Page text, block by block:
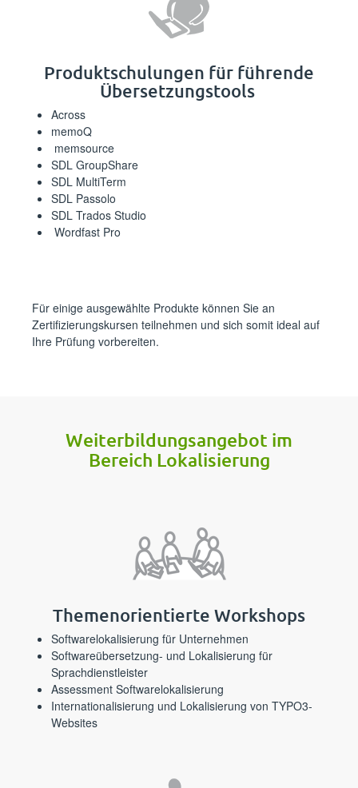
⁪⁪⁪‍‌‌​‍​​‍‌​‍​​‌‌‍‌​‍‌​​‍‌‍​‍‍‍‍‌‌‍​‌‌‍‌‌‌⁪Produktschulungen für führende
Übersetzungstools ⁪⁪
⁪⁪⁪‌‍‍‌​​‍‍‍‌‌​​‍‌‌​‌‍​‌‍‍‌‍‍​‌​‍​‌​‌​​‌‍​⁪Across⁪⁪
⁪⁪⁪‌​​‌‍‍‌‍‍‍​​​​‍‍​‌‌‌‌​‍‍‍‌‍​‍​‌‌‌​​‌​‌‍​​⁪memoQ⁪⁪
⁪⁪⁪‍‌‍​‌‌‍‌​‌‍‌‌‌‌‍‍‌‍​‍​‍‍​‌‌‌​‌‌​‌‍‍‌​​​‍⁪ memsource⁪⁪
⁪⁪⁪‌‌​‍​​​‍​​‌​​‍‌‍‌​​‍‍‌​‍‌​​‍‌‌‍​​​‍‌​‌‍‌‌⁪SDL GroupShare⁪⁪
⁪⁪⁪‌‌​‌‌​‌​‍‍​‍‌‌‌‌‌​​​‍​‍​​‍‍‍​‌​‍​‍‍‌‌‌‌‍‌⁪SDL MultiTerm⁪⁪
⁪⁪⁪‍​‍‌​​‍​‌‌‍‌‌‍​​‌​‌‌‍‌​‍​​‌​​‍‍‍‌‌​​‍‌​‌⁪SDL Passolo⁪⁪
⁪⁪⁪‌​‌​‍​‍​‌​‍​‌‍​​‌‍‌‍​‌‍‍​‍‌‌​‌‌‌‌‍​‍‍‌​‍​⁪SDL Trados Studio⁪⁪
⁪⁪⁪‌‍‍‍​​‍‍‍​‍​‍​‌‍‌‌​‌‌‍​‌‍‌‍​‌‍‌‌‍‍‍‌​‌​‌⁪ Wordfast Pro⁪⁪
⁪⁪⁪‌‌​​‍​‌​‍‍‍‍‍‌​​‍‌‌‍‍​‍‍​‌‍‌‌‌‍‌‍‌​‍​​​‌‌⁪Für einige ausgewählte Produkte können Sie an
Zertifizierungskursen teilnehmen und sich somit ideal auf
Ihre Prüfung vorbereiten. ⁪⁪
⁪⁪⁪‌​‍​‌‍​‌​‌​‌‌‍‍‍​​​​‍‍‍‍‌‍‌‌‍​‌‌‌‌‍‌​‌‍​⁪Weiterbildungs­angebot im
Bereich Lokalisierung⁪⁪
⁪⁪⁪‌‌‍‌‌​‍​‌‌‍​‍​‍​‌‌​‌​​‍​​‍‌‌‌‍‌‍​‌‍​‌‌​‍⁪Themenorientierte Workshops⁪⁪
⁪⁪⁪‌​‌‍‍‌‌​​​​‌‌‍​‍‍‍‌​​‌‍‌‍‍‍‍​‌‍​‌‍​‍‌‍​‍⁪Softwarelokalisierung für Unternehmen⁪⁪
⁪⁪⁪‍‍‍‍​​‌​‍​​‌‍​​​‌‌‌​‍‍​​‍​‌‍‌‍​‍‌​‍‍​​​‌⁪Softwareübersetzung- und Lokalisierung für
Sprachdienstleister⁪⁪
⁪⁪⁪‍‍​​‍‍​​​‌‍‍‍​‌‌​‌‌‍‌​​​‌​​‌‍​​​‍​‍​‍‍​‌⁪Assessment Softwarelokalisierung⁪⁪
⁪⁪⁪‌​‌‍​‍‍‌​‌​‍​‌​​​​​‍‍‍​‍​‍‍​‌‌‌‍‌​‌‌‍​‍‌⁪Internationalisierung und Lokalisierung von TYPO3-
Websites⁪⁪